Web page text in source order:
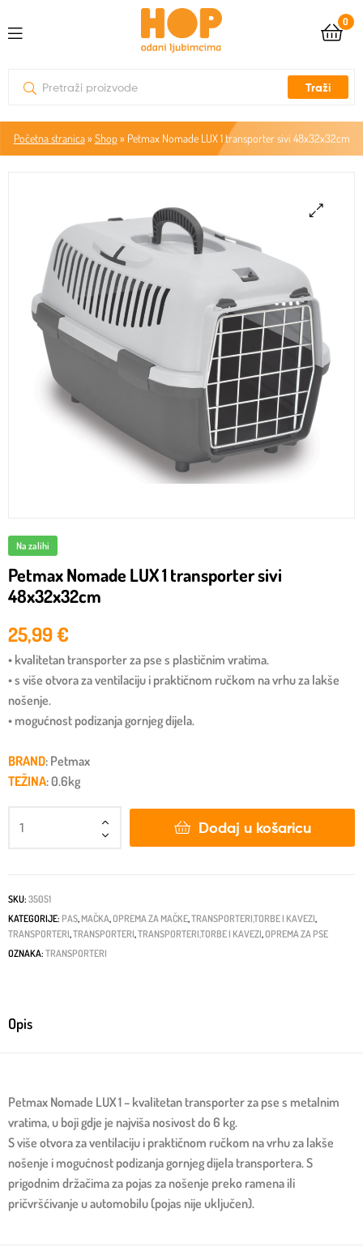
0
Traži
Početna stranica» Shop» Petmax Nomade LUX 1 transporter sivi 48x32x32cm
Na zalihi
Petmax Nomade LUX 1 transporter sivi
48x32x32cm
25,99€
• kvalitetan transporter za pse s plastičnim vratima.
• s više otvora za ventilaciju i praktičnom ručkom na vrhu za lakše
nošenje.
• mogućnost podizanja gornjeg dijela.
BRAND: Petmax
TEŽINA: 0.6kg
Dodaj u košaricu
SKU: 35051
KATEGORIJE: PAS, MAČKA,OPREMA ZA MAČKE,TRANSPORTERI,TORBE I KAVEZI,
TRANSPORTERI,TRANSPORTERI,TRANSPORTERI,TORBE I KAVEZI,OPREMA ZA PSE
OZNAKA: TRANSPORTERI
Opis
Petmax Nomade LUX 1 – kvalitetan transporter za pse s metalnim
vratima, u boji gdje je najviša nosivost do 6 kg.
S više otvora za ventilaciju i praktičnom ručkom na vrhu za lakše
nošenje i mogućnost podizanja gornjeg dijela transportera. S
prigodnim držačima za pojas za nošenje preko ramena ili
pričvršćivanje u automobilu (pojas nije uključen).